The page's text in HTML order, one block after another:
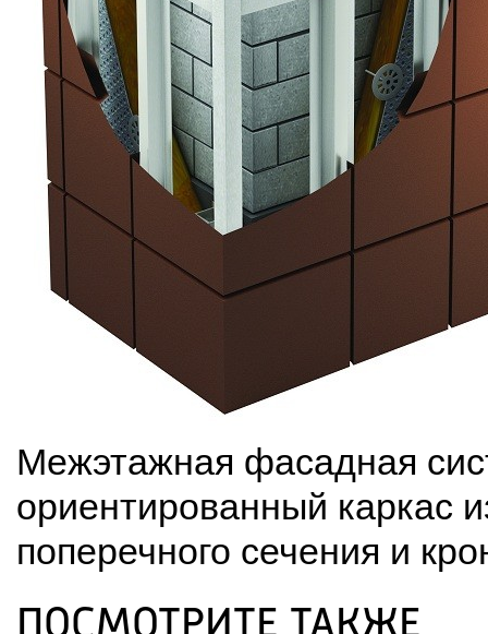
Межэтажная фасадная
ориентированный каркас
поперечного сечения и